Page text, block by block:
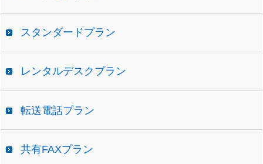
スタンダードプラン
レンタルデスクプラン
転送電話プラン
共有FAXプラン